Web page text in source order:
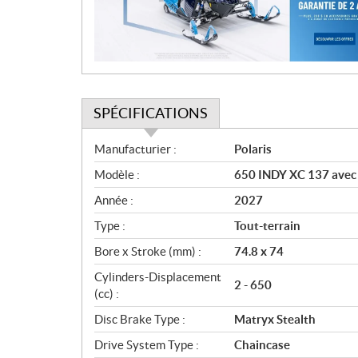
SPÉCIFICATIONS
S
p
é
c
i
f
i
c
a
t
i
o
Manufacturier :
Polaris
Modèle :
650 INDY XC 137
Année :
2027
Type :
Tout-terrain
Bore x Stroke (mm) :
74.8 x 74
Cylinders-Displacement
(cc) :
2 - 650
Disc Brake Type :
Matryx Stealth
Drive System Type :
Chaincase